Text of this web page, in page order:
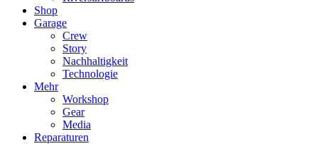
Shop
Garage
Crew
Story
Nachhaltigkeit
Technologie
Mehr
Workshop
Gear
Media
Reparaturen